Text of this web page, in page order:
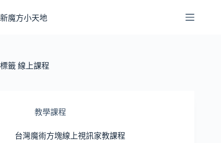
至
容
新魔方小天地
標籤 線上課程
教學課程
台灣魔術方塊線上視訊家教課程